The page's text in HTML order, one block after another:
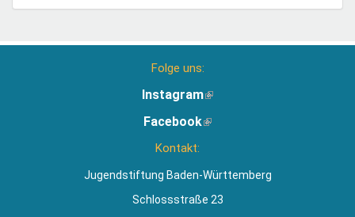
Folge uns:
Instagram(Link
extern)
Facebook(Link
Kontakt:
Jugendstiftung Baden-Württemberg
Schlossstraße 23